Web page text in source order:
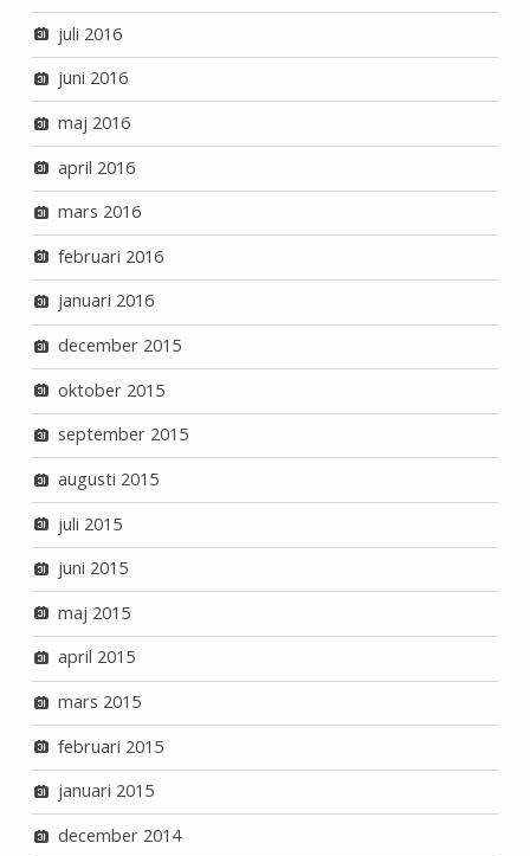
juli 2016
juni 2016
maj 2016
april 2016
mars 2016
februari 2016
januari 2016
december 2015
oktober 2015
september 2015
augusti 2015
juli 2015
juni 2015
maj 2015
april 2015
mars 2015
februari 2015
januari 2015
december 2014